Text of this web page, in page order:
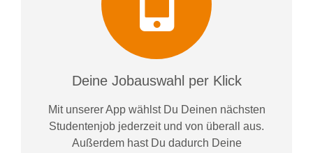
Deine Jobauswahl per Klick
Mit unserer App wählst Du Deinen nächsten
Studentenjob jederzeit und von überall aus.
Außerdem hast Du dadurch Deine